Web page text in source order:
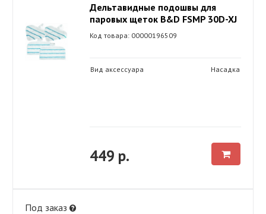
Дельтавидные подошвы для
паровых щеток B&D FSMP 30D-XJ
Код товара: 00000196509
Вид аксессуара Насадка
449 р.
Под заказ